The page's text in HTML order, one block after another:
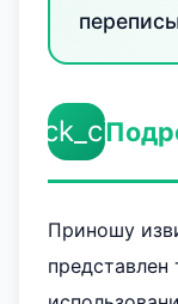
Приношу